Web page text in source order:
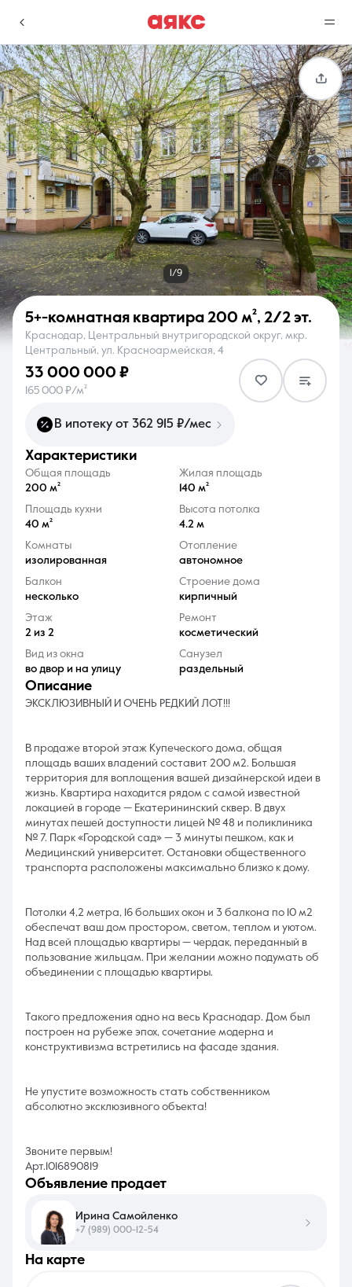
г. Краснодар
Избранное
0 объявлений
Сравнение
0 объявлений
Недвижимость Услуги
О компании Контакты
8 (861) 297-00-00
Ежедневно с 08:30 до 20:00
1/9
5+-комнатная квартира 200 м², 2/2 эт.
Краснодар, Центральный внутригородской округ, мкр.
Центральный, ул. Красноармейская, 4
33 000 000 ₽
165 000 ₽/м²
В ипотеку от 362 915 ₽/мес
характеристики
Общая площадь
200 м²
Жилая площадь
140 м²
Площадь кухни
40 м²
Высота потолка
4.2 м
Комнаты
изолированная
Отопление
автономное
Балкон
несколько
Строение дома
кирпичный
Этаж
2 из 2
Ремонт
косметический
Вид из окна
во двор и на улицу
Санузел
раздельный
описание
ЭКСКЛЮЗИВНЫЙ И ОЧЕНЬ РЕДКИЙ ЛОТ!!!
В продаже второй этаж Купеческого дома, общая
площадь ваших владений составит 200 м2. Большая
территория для воплощения вашей дизайнерской идеи в
жизнь. Квартира находится рядом с самой известной
локацией в городе — Екатерининский сквер. В двух
минутах пешей доступности лицей № 48 и поликлиника
№ 7. Парк «Городской сад» — 3 минуты пешком, как и
Медицинский университет. Остановки общественного
транспорта расположены максимально близко к дому.
Потолки 4,2 метра, 16 больших окон и 3 балкона по 10 м2
обеспечат ваш дом простором, светом, теплом и уютом.
Над всей площадью квартиры — чердак, переданный в
пользование жильцам. При желании можно подумать об
объединении с площадью квартиры.
Такого предложения одно на весь Краснодар. Дом был
построен на рубеже эпох, сочетание модерна и
конструктивизма встретились на фасаде здания.
Не упустите возможность стать собственником
абсолютно эксклюзивного объекта!
Звоните первым!
Арт.1016890819
на карте
объявление продает
Ирина Самойленко
+7 (989) 000-12-54